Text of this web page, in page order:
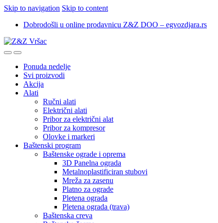
Skip to navigation Skip to content
Dobrodošli u online prodavnicu Z&Z DOO – egvozdjara.rs
Ponuda nedelje
Svi proizvodi
Akcija
Alati
Ručni alati
Električni alati
Pribor za električni alat
Pribor za kompresor
Olovke i markeri
Baštenski program
Baštenske ograde i oprema
3D Panelna ograda
Metalnoplastificiran stubovi
Mreža za zasenu
Platno za ograde
Pletena ograda
Pletena ograda (trava)
Baštenska creva